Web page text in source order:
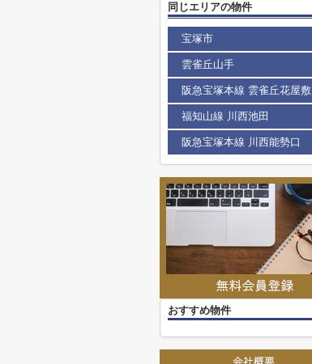
同じエリアの物件
宝塚市
雲雀丘山手
阪急宝塚本線 雲雀丘花屋敷
福知山線 川西池田
阪急宝塚本線 川西能勢口
おすすめ物件